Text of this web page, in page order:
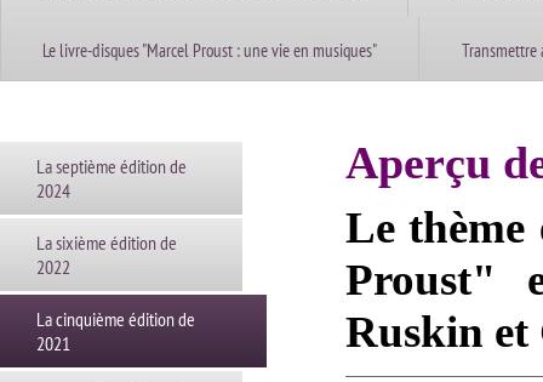
Le livre-disques "Marcel Proust : une vie en musiques"
La septième édition de
2024
La sixième édition de
2022
La cinquième édition de
2021
Aperçu
Le
Proust"
Ruskin